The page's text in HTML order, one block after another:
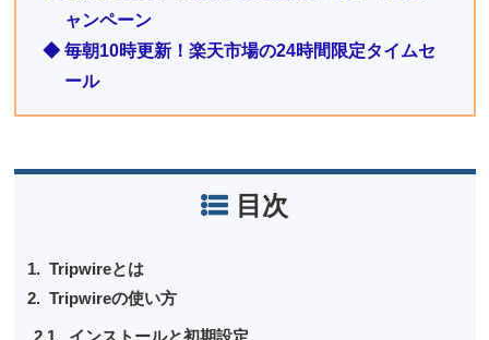
ャンペーン
◆ 毎朝10時更新！楽天市場の24時間限定タイムセ
ール
目次
Tripwireとは
Tripwireの使い方
インストールと初期設定